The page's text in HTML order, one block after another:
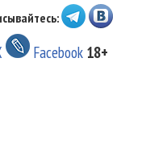
Facebook 18+